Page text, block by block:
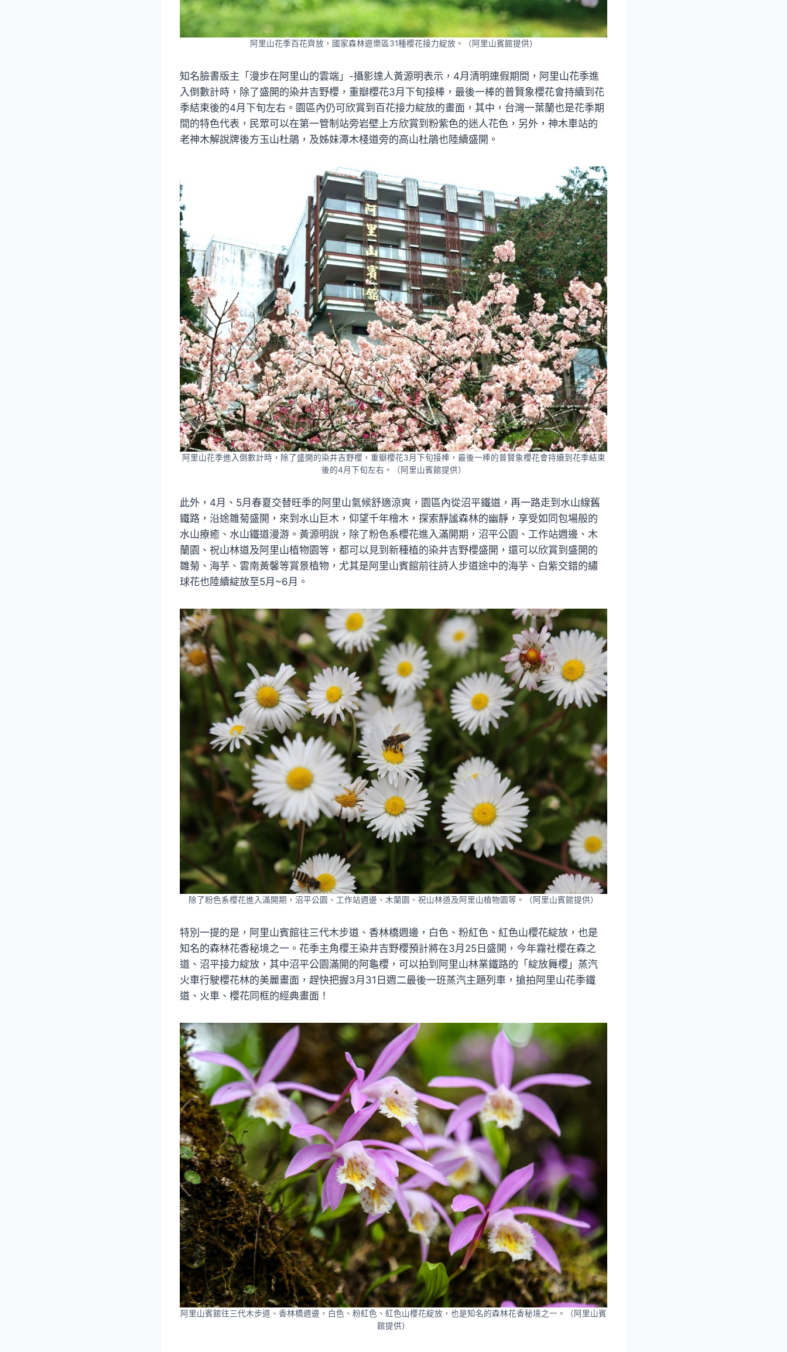
阿里山花季百花齊放，國家森林遊樂區31種櫻花接力綻放。（阿里山賓館提供）
知名臉書版主「漫步在阿里山的雲端」-攝影達人黃源明表示，4月清明連假期間，阿里山花季進
入倒數計時，除了盛開的染井吉野櫻，重瓣櫻花3月下旬接棒，最後一棒的普賢象櫻花會持續到花
季結束後的4月下旬左右。園區內仍可欣賞到百花接力綻放的畫面，其中，台灣一葉蘭也是花季期
間的特色代表，民眾可以在第一管制站旁岩壁上方欣賞到粉紫色的迷人花色，另外，神木車站的
老神木解說牌後方玉山杜鵑，及姊妹潭木棧道旁的高山杜鵑也陸續盛開。
阿里山花季進入倒數計時，除了盛開的染井吉野櫻，重瓣櫻花3月下旬接棒，最後一棒的普賢象櫻花會持續到花季結束
後的4月下旬左右。（阿里山賓館提供）
此外，4月、5月春夏交替旺季的阿里山氣候舒適涼爽，園區內從沼平鐵道，再一路走到水山線舊
鐵路，沿途雛菊盛開，來到水山巨木，仰望千年檜木，探索靜謐森林的幽靜，享受如同包場般的
水山療癒、水山鐵道漫游。黃源明說，除了粉色系櫻花進入滿開期，沼平公園、工作站週邊、木
蘭園、祝山林道及阿里山植物園等，都可以見到新種植的染井吉野櫻盛開，還可以欣賞到盛開的
雛菊、海芋、雲南黃馨等賞景植物，尤其是阿里山賓館前往詩人步道途中的海芋、白紫交錯的繡
球花也陸續綻放至5月~6月。
除了粉色系櫻花進入滿開期，沼平公園、工作站週邊、木蘭園、祝山林道及阿里山植物園等。（阿里山賓館提供）
特別一提的是，阿里山賓館往三代木步道、香林橋週邊，白色、粉紅色、紅色山櫻花綻放，也是
知名的森林花香秘境之一。花季主角櫻王染井吉野櫻預計將在3月25日盛開，今年霧社櫻在森之
道、沼平接力綻放，其中沼平公園滿開的阿龜櫻，可以拍到阿里山林業鐵路的「綻放舞櫻」蒸汽
火車行駛櫻花林的美麗畫面，趕快把握3月31日週二最後一班蒸汽主題列車，搶拍阿里山花季鐵
道、火車、櫻花同框的經典畫面！
阿里山賓館往三代木步道、香林橋週邊，白色、粉紅色、紅色山櫻花綻放，也是知名的森林花香秘境之一。（阿里山賓
館提供）